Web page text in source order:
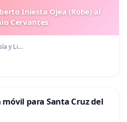
Iniesta Ojea (Robe) al
Cervantes
y Li…
para Santa Cruz del